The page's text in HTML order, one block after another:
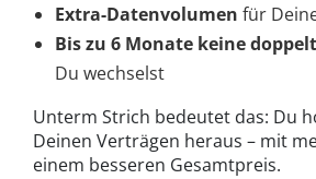
Extra-Datenvolumen für
Bis zu 6 Monate keine
Du wechselst
Unterm Strich bedeutet das: Du
Deinen Verträgen heraus – mit
einem besseren Gesamtpreis.